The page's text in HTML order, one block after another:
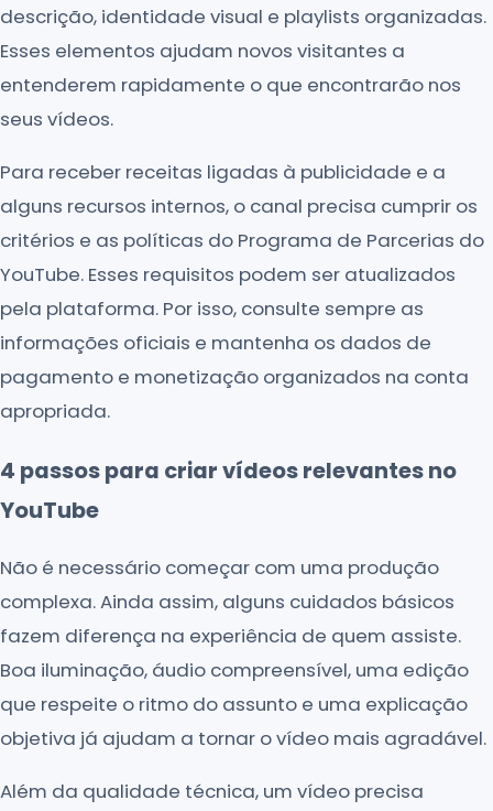
descrição, identidade visual e playlists organizadas.
Esses elementos ajudam novos visitantes a
entenderem rapidamente o que encontrarão nos
seus vídeos.
Para receber receitas ligadas à publicidade e a
alguns recursos internos, o canal precisa cumprir os
critérios e as políticas do Programa de Parcerias do
YouTube. Esses requisitos podem ser atualizados
pela plataforma. Por isso, consulte sempre as
informações oficiais e mantenha os dados de
pagamento e monetização organizados na conta
apropriada.
4 passos para criar vídeos relevantes no
YouTube
Não é necessário começar com uma produção
complexa. Ainda assim, alguns cuidados básicos
fazem diferença na experiência de quem assiste.
Boa iluminação, áudio compreensível, uma edição
que respeite o ritmo do assunto e uma explicação
objetiva já ajudam a tornar o vídeo mais agradável.
Além da qualidade técnica, um vídeo precisa